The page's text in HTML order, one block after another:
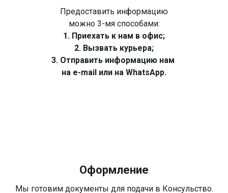
Предоставить информацию
можно 3-мя способами:
1. Приехать к нам в офис;
2. Вызвать курьера;
3. Отправить информацию нам
на e-mail или на WhatsApp.
Оформление
Мы готовим документы для подачи в Консульство.